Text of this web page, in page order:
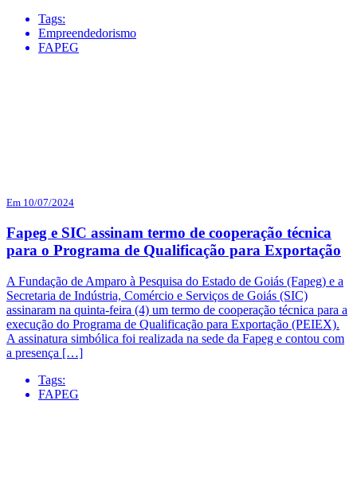
Tags:
Empreendedorismo
FAPEG
Em 10/07/2024
Fapeg e SIC assinam termo de cooperação técnica
para o Programa de Qualificação para Exportação
A Fundação de Amparo à Pesquisa do Estado de Goiás (Fapeg) e a
Secretaria de Indústria, Comércio e Serviços de Goiás (SIC)
assinaram na quinta-feira (4) um termo de cooperação técnica para a
execução do Programa de Qualificação para Exportação (PEIEX).
A assinatura simbólica foi realizada na sede da Fapeg e contou com
a presença […]
Tags:
FAPEG